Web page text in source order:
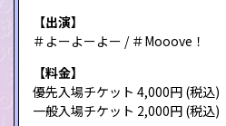
【出演】
＃よーよーよー / ＃Mooove！
【料金】
優先入場チケット 4,000円 (税込)
一般入場チケット 2,000円 (税込)